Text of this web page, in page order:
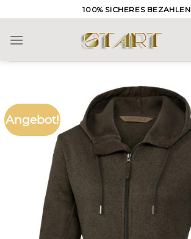
to
content
100% SICHERES BEZAHLEN
Angebot!